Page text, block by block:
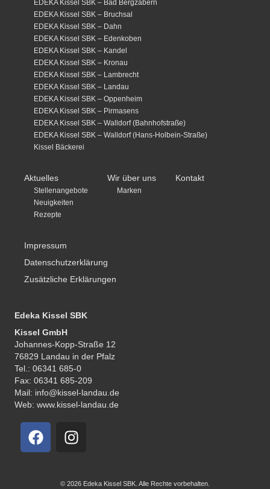
EDEKA Kissel SBK – Bad Bergzabern
EDEKA Kissel SBK – Bruchsal
EDEKA Kissel SBK – Dahn
EDEKA Kissel SBK – Edenkoben
EDEKA Kissel SBK – Kandel
EDEKA Kissel SBK – Kronau
EDEKA Kissel SBK – Lambrecht
EDEKA Kissel SBK – Landau
EDEKA Kissel SBK – Oppenheim
EDEKA Kissel SBK – Pirmasens
EDEKA Kissel SBK – Walldorf (Bahnhofstraße)
EDEKA Kissel SBK – Walldorf (Hans-Holbein-Straße)
Kissel Bäckerei
Aktuelles
Stellenangebote
Neuigkeiten
Rezepte
Wir über uns
Marken
Kontakt
Impressum
Datenschutzerklärung
Zusätzliche Erklärungen
Edeka Kissel SBK
Kissel GmbH
Johannes-Kopp-Straße 12
76829 Landau in der Pfalz
Tel.: 06341 685-0
Fax: 06341 685-209
Mail: info@kissel-landau.de
Web: www.kissel-landau.de
© 2026 Edeka Kissel SBK. Alle Rechte vorbehalten.